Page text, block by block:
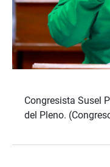
Congresista Susel
del Pleno.